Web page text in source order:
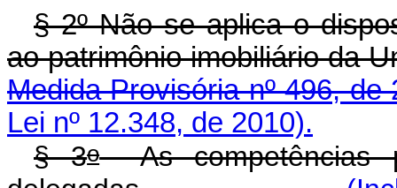
§ 2º Não se aplica o
ao patrimônio
Medida Provisória nº 496, de
Lei nº 12.348, de 2010).
§ 3oAs competências